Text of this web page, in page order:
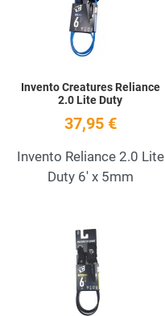
Invento Creatures Reliance
2.0 Lite Duty
37,95 €
Invento Reliance 2.0 Lite
Duty 6' x 5mm